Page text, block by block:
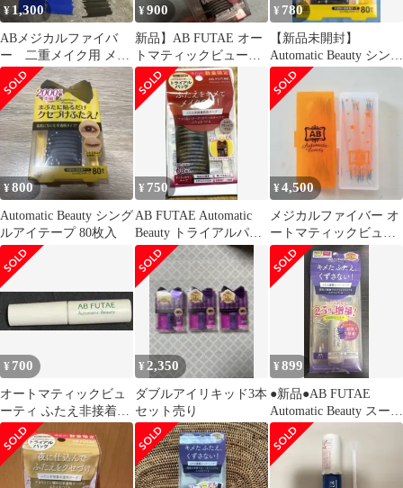
¥ 1,300
ABメジカルファイバ
ー 二重メイク用 メザ
イク セット
¥900
新品】AB FUTAE オー
トマティックビューテ
ィ ふたえテープ【100
枚入り】
¥ 780
【新品未開封】
Automatic Beauty シング
ルアイテープ 80枚入
¥800
Automatic Beauty シング
ルアイテープ 80枚入
¥ 750
AB FUTAE Automatic
Beauty トライアルパッ
ク 60枚
¥4,500
メジカルファイバー オ
ートマティックビュー
ティー アイプチ
¥ 700
オートマティックビュ
ーティ ふたえ非接着ハ
ードフィルム
¥ 2,350
ダブルアイリキッド3本
セット売り
¥899
●新品●AB FUTAE
Automatic Beauty スーパ
ーハード